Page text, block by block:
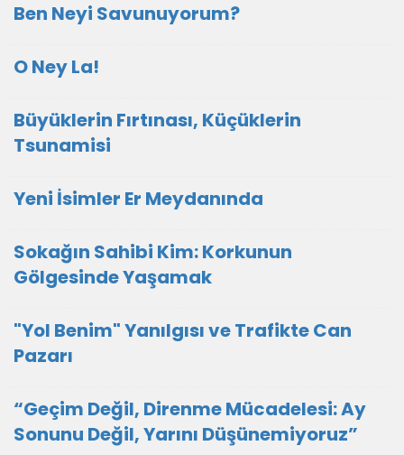
Ben Neyi Savunuyorum?
O Ney La!
Büyüklerin Fırtınası, Küçüklerin
Tsunamisi
Yeni İsimler Er Meydanında
Sokağın Sahibi Kim: Korkunun
Gölgesinde Yaşamak
"Yol Benim" Yanılgısı ve Trafikte Can
Pazarı
“Geçim Değil, Direnme Mücadelesi: Ay
Sonunu Değil, Yarını Düşünemiyoruz”